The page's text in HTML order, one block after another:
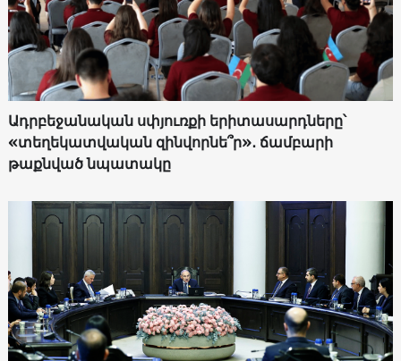
Ադրբեջանական սփյուռքի երիտասարդները՝
«տեղեկատվական զինվորնե՞ր»․ ճամբարի
թաքնված նպատակը